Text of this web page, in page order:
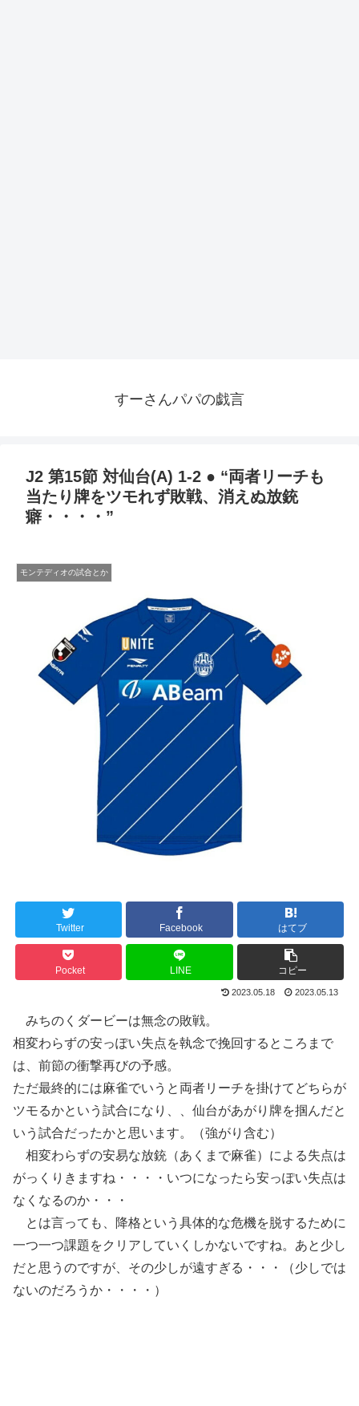
すーさんパパの戯言
J2 第15節 対仙台(A) 1-2 ● “両者リーチも
当たり牌をツモれず敗戦、消えぬ放銃
癖・・・・”
モンテディオの試合とか
Twitter Facebook はてブ
Pocket LINE コピー
2023.05.18 2023.05.13
みちのくダービーは無念の敗戦。
相変わらずの安っぽい失点を執念で挽回するところまで
は、前節の衝撃再びの予感。
ただ最終的には麻雀でいうと両者リーチを掛けてどちらが
ツモるかという試合になり、、仙台があがり牌を掴んだと
いう試合だったかと思います。（強がり含む）
相変わらずの安易な放銃（あくまで麻雀）による失点は
がっくりきますね・・・・いつになったら安っぽい失点は
なくなるのか・・・
とは言っても、降格という具体的な危機を脱するために
一つ一つ課題をクリアしていくしかないですね。あと少し
だと思うのですが、その少しが遠すぎる・・・（少しでは
ないのだろうか・・・・）